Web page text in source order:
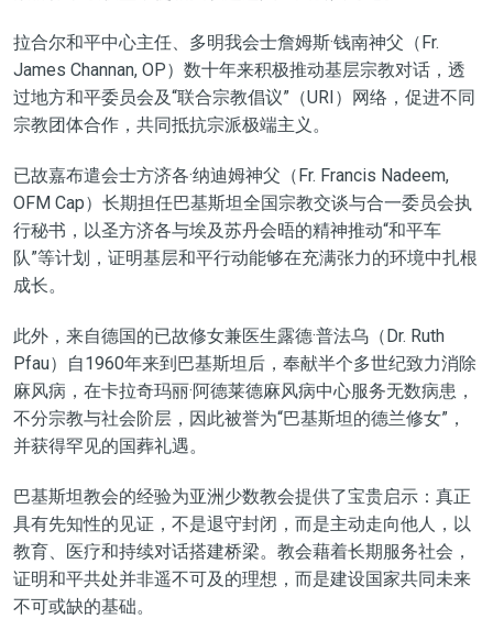
拉合尔和平中心主任、多明我会士詹姆斯·钱南神父（Fr.
James Channan, OP）数十年来积极推动基层宗教对话，透
过地方和平委员会及“联合宗教倡议”（URI）网络，促进不同
宗教团体合作，共同抵抗宗派极端主义。
已故嘉布遣会士方济各·纳迪姆神父（Fr. Francis Nadeem,
OFM Cap）长期担任巴基斯坦全国宗教交谈与合一委员会执
行秘书，以圣方济各与埃及苏丹会晤的精神推动“和平车
队”等计划，证明基层和平行动能够在充满张力的环境中扎根
成长。
此外，来自德国的已故修女兼医生露德·普法乌（Dr. Ruth
Pfau）自1960年来到巴基斯坦后，奉献半个多世纪致力消除
麻风病，在卡拉奇玛丽·阿德莱德麻风病中心服务无数病患，
不分宗教与社会阶层，因此被誉为“巴基斯坦的德兰修女”，
并获得罕见的国葬礼遇。
巴基斯坦教会的经验为亚洲少数教会提供了宝贵启示：真正
具有先知性的见证，不是退守封闭，而是主动走向他人，以
教育、医疗和持续对话搭建桥梁。教会藉着长期服务社会，
证明和平共处并非遥不可及的理想，而是建设国家共同未来
不可或缺的基础。